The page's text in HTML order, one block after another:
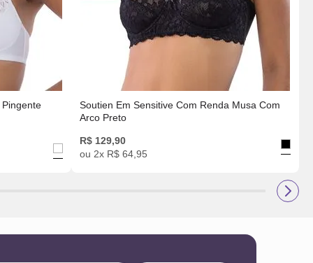
Soutien Em Sensitive Com Renda Musa Com
Arco Preto
R$ 129,90
ou 2x R$ 64, 95